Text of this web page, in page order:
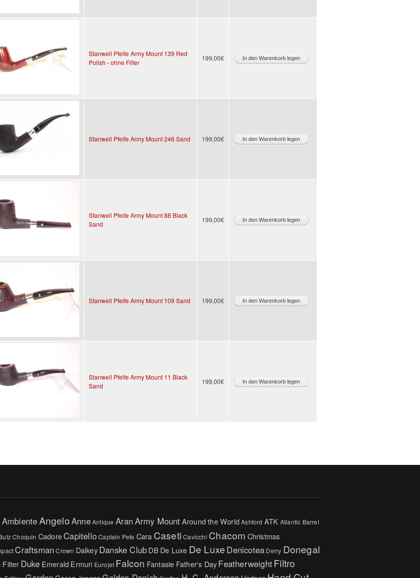
Stanwell Pfeife Army Mount 139 Red
Polish - ohne Filter
199,00€
Stanwell Pfeife Army Mount 246 Sand 199,00€
Stanwell Pfeife Army Mount 88 Black
Sand
199,00€
Stanwell Pfeife Army Mount 109 Sand 199,00€
Stanwell Pfeife Army Mount 11 Black
Sand
199,00€
AmbienteAngeloAnneAntique AranArmy MountAround the World Ashford ATK Atlantic Barrel
Choquin CadoreCapitelloCaptain Pete Cara CasetiCavicchi Chacom Christmas
Craftsman Crown DalkeyDanske ClubDB De Luxe De Luxe Denicotea Derry Donegal
Filter Duke Emerald Ermuri Eurojet Falcon Fantasie Father's DayFeatherweightFiltro